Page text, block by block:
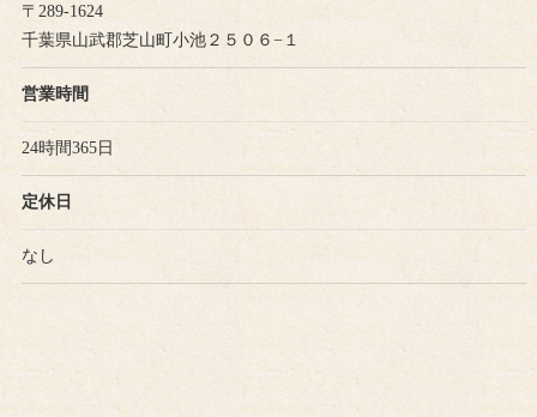
〒289-1624
千葉県山武郡芝山町小池２５０６−１
営業時間
24時間365日
定休日
なし